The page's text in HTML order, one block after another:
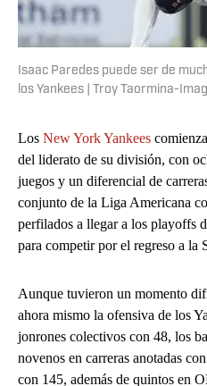
Isaac Paredes puede ser de
los Yankees | Troy Taormina-
Los New York Yankees
del liderato de su división, con
juegos y un diferencial de
conjunto de la Liga Americana
perfilados a llegar a los playoffs
para competir por el regreso a la
Aunque tuvieron un momento
ahora mismo la ofensiva de los
jonrones colectivos con 48, los
novenos en carreras anotadas
con 145, además de quintos en